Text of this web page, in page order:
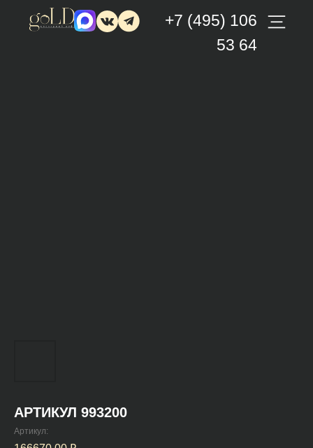
+7 (495) 106
53 64
АРТИКУЛ 993200
Артикул: